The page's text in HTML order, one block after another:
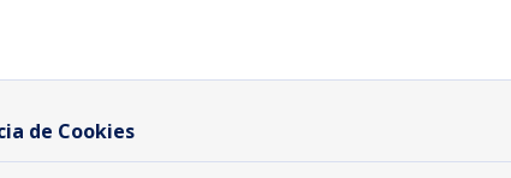
de Cookies